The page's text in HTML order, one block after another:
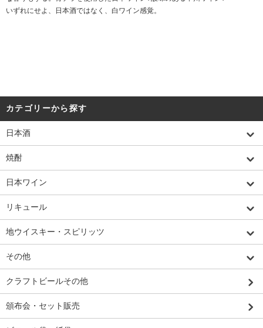
いずれにせよ、日本酒ではなく、白ワイン感覚。
カテゴリーから探す
日本酒
焼酎
日本ワイン
リキュール
地ウイスキー・スピリッツ
その他
クラフトビールその他
頒布会・セット販売